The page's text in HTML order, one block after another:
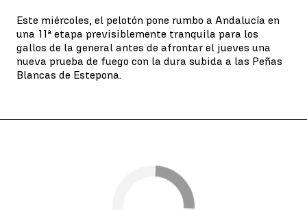
Este miércoles, el pelotón pone rumbo a Andalucía en
una 11ª etapa previsiblemente tranquila para los
gallos de la general antes de afrontar el jueves una
nueva prueba de fuego con la dura subida a las Peñas
Blancas de Estepona.